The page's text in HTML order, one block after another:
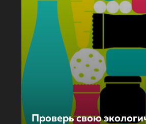
Проверь свою